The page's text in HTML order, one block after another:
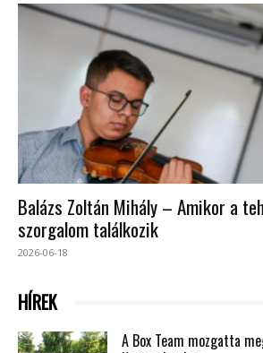
Balázs Zoltán Mihály – Amikor a
szorgalom találkozik
2026-06-18
HÍREK
A Box Team mozgatta